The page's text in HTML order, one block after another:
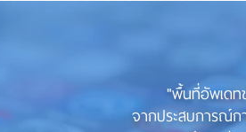
"พื้นที่อัพเดท
จากประสบการณ์ก